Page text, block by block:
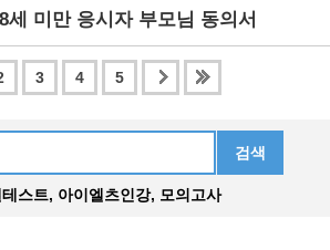
세 미만 응시자 부모님 동의서
3 4 5
스트, 아이엘츠인강, 모의고사